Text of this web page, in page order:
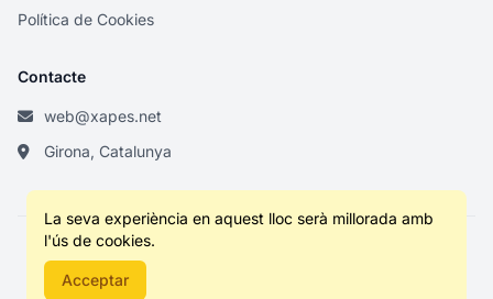
Política de Cookies
Contacte
web@xapes.net
Girona, Catalunya
© 2026 XS. Tots els drets reservats.
La seva experiència en aquest lloc serà millorada amb
l'ús de cookies.
Acceptar